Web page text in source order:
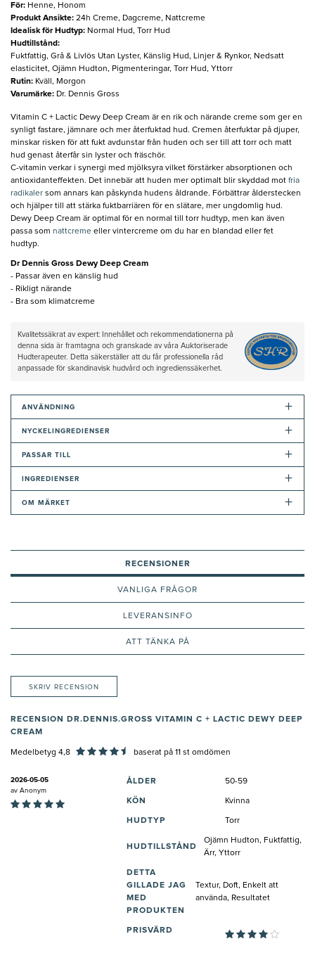
För: Henne, Honom
Produkt Ansikte: 24h Creme, Dagcreme, Nattcreme
Idealisk för Hudtyp: Normal Hud, Torr Hud
Hudtillstånd:
Fuktfattig, Grå & Livlös Utan Lyster, Känslig Hud, Linjer & Rynkor, Nedsatt
elasticitet, Ojämn Hudton, Pigmenteringar, Torr Hud, Yttorr
Rutin: Kväll, Morgon
Varumärke: Dr. Dennis Gross
Vitamin C + Lactic Dewy Deep Cream är en rik och närande creme som ger en
synligt fastare, jämnare och mer återfuktad hud. Cremen återfuktar på djuper,
minskar risken för att fukt avdunstar från huden och ser till att torr och matt
hud genast återfår sin lyster och fräschör.
C-vitamin verkar i synergi med mjölksyra vilket förstärker absorptionen och
antioxidanteffekten. Det innebär att huden mer optimalt blir skyddad mot fria
radikaler som annars kan påskynda hudens åldrande. Förbättrar ålderstecken
och hjälper till att stärka fuktbarriären för en slätare, mer ungdomlig hud.
Dewy Deep Cream är optimal för en normal till torr hudtyp, men kan även
passa som nattcreme eller vintercreme om du har en blandad eller fet
hudtyp.
Dr Dennis Gross Dewy Deep Cream
- Passar även en känslig hud
- Rikligt närande
- Bra som klimatcreme
Kvalitetssäkrat av expert: Innehållet och rekommendationerna på
denna sida är framtagna och granskade av våra Auktoriserade
Hudterapeuter. Detta säkerställer att du får professionella råd
anpassade för skandinavisk hudvård och ingredienssäkerhet.
ANVÄNDNING +
NYCKELINGREDIENSER +
PASSAR TILL +
INGREDIENSER +
OM MÄRKET +
RECENSIONER
VANLIGA FRÅGOR
LEVERANSINFO
ATT TÄNKA PÅ
SKRIV RECENSION
RECENSION DR.DENNIS.GROSS VITAMIN C + LACTIC DEWY DEEP
CREAM
Medelbetyg 4,8 baserat på 11 st omdömen
2026-05-05
av Anonym
ÅLDER 50-59
KÖN Kvinna
HUDTYP Torr
HUDTILLSTÅND
Ojämn Hudton, Fuktfattig,
Ärr, Yttorr
DETTA
GILLADE JAG
MED
PRODUKTEN
Textur, Doft, Enkelt att
använda, Resultatet
PRISVÄRD